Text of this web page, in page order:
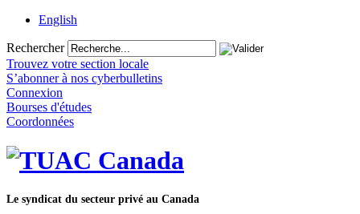
English
Rechercher
Trouvez votre section locale
S’abonner à nos cyberbulletins
Connexion
Bourses d'études
Coordonnées
Le syndicat du secteur privé au Canada